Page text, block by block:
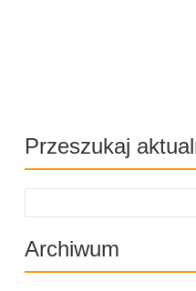
Przeszukaj
Archiwum